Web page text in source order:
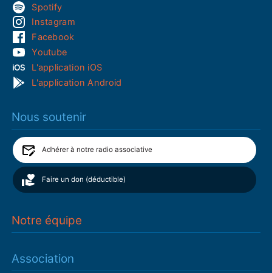
Spotify
Instagram
Facebook
Youtube
L'application iOS
L'application Android
Nous soutenir
Adhérer à notre radio associative
Faire un don (déductible)
Notre équipe
Association